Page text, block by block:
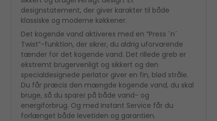
designstatement, der giver karakter til både
klassiske og moderne køkkener.
Det kogende vand aktiveres med en ”Press ´n´
Twist”-funktion, der sikrer, du aldrig uforvarende
tænder for det kogende vand. Det rillede greb er
ekstremt brugervenligt og sikkert og den
specialdesignede perlator giver en fin, blød stråle.
Du får præcis den mængde kogende vand, du skal
bruge, så du sparer på både vand- og
energiforbrug. Og med Instant Service får du
forlænget både levetiden og garantien.